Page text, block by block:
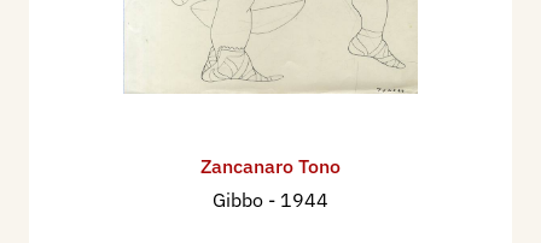
Zancanaro Tono
Gibbo - 1944